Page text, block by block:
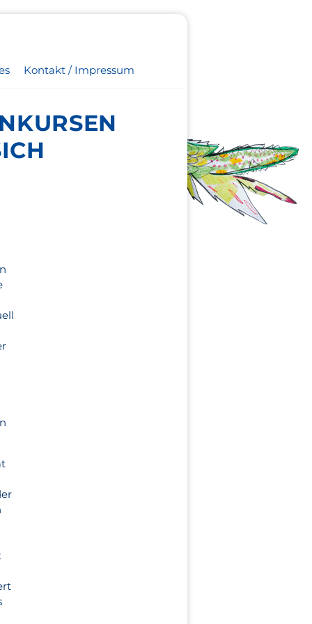
Kontakt / Impressum